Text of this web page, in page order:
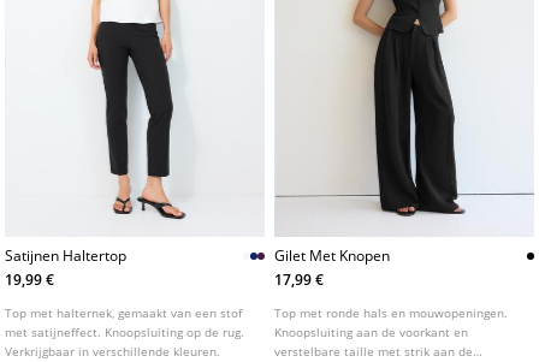
Satijnen Haltertop
19,99 €
Top met halternek, gemaakt van een stof
met satijneffect. Knoopsluiting op de rug.
Verkrijgbaar in verschillende kleuren.
Gilet Met Knopen
17,99 €
Top met ronde hals en mouwopeningen.
Knoopsluiting aan de voorkant en
verstelbare taille met strik aan de